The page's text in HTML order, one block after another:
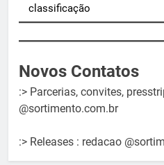
classificação
Novos Contatos
:> Parcerias, convites,
@sortimento.com.br
:> Releases : redacao